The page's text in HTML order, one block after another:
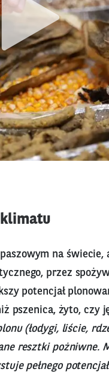
klimatu
na
przez
potencjał
pszenica, żyto, czy
(łodygi, liście,
resztki pożniwne.
pełnego